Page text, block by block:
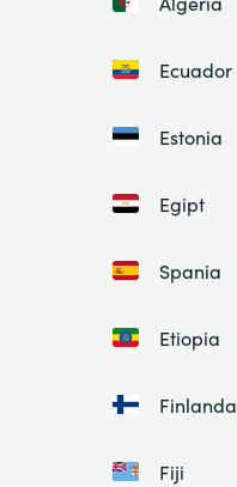
Ecuador
Estonia
Egipt
Spania
Etiopia
Finlanda
Fiji